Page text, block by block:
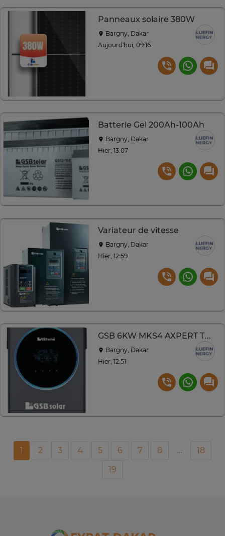
Panneaux solaire 380W
Bargny, Dakar
Aujourd'hui, 09:16
Batterie Gel 200Ah-100Ah
Bargny, Dakar
Hier, 13:07
Variateur de vitesse
Bargny, Dakar
Hier, 12:59
GSB 6KW MKS4 AXPERT TWIN
Bargny, Dakar
Hier, 12:51
1 2 3 4 5 6 7 8 ...
18
19